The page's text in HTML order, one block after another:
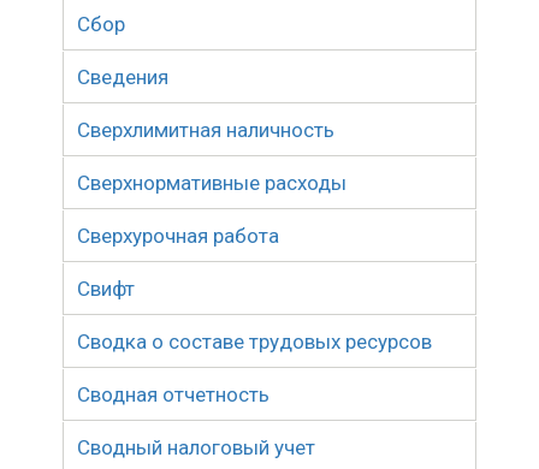
Сбор
Сведения
Сверхлимитная наличность
Сверхнормативные расходы
Сверхурочная работа
Свифт
Сводка о составе трудовых ресурсов
Сводная отчетность
Сводный налоговый учет